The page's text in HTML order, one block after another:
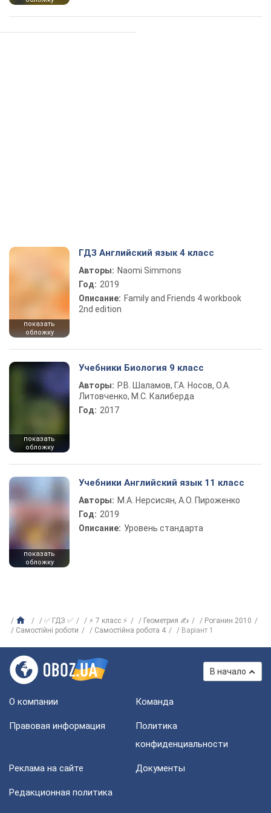
показать
обложку
ГДЗ Английский язык 4 класс
Авторы: Naomi Simmons
Год: 2019
Описание: Family and Friends 4 workbook
2nd edition
показать
обложку
Учебники Биология 9 класс
Авторы: Р.В. Шаламов, Г.А. Носов, О.А.
Литовченко, М.С. Калиберда
Год: 2017
показать
обложку
Учебники Английский язык 11 класс
Авторы: М.А. Нерсисян, А.О. Пироженко
Год: 2019
Описание: Уровень стандарта
✅ ГДЗ ✅ ⚡ 7 класс ⚡ Геометрия ✍
Роганин 2010
Самостійні роботи
Самостійна робота 4 Варіант 1
В начало
О компании Команда
Правовая информация
Политика
конфиденциальности
Реклама на сайте Документы
Редакционная политика